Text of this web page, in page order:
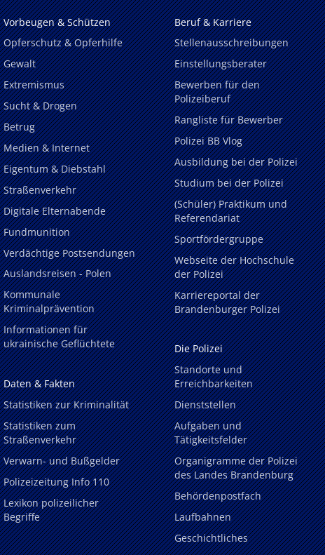
Vorbeugen & Schützen
Opferschutz & Opferhilfe
Gewalt
Extremismus
Sucht & Drogen
Betrug
Medien & Internet
Eigentum & Diebstahl
Straßenverkehr
Digitale Elternabende
Fundmunition
Verdächtige Postsendungen
Auslandsreisen - Polen
Kommunale
Kriminalprävention
Informationen für
ukrainische Geflüchtete
Daten & Fakten
Statistiken zur Kriminalität
Statistiken zum
Straßenverkehr
Verwarn- und Bußgelder
Polizeizeitung Info 110
Lexikon polizeilicher
Begriffe
Beruf & Karriere
Stellenausschreibungen
Einstellungsberater
Bewerben für den
Polizeiberuf
Rangliste für Bewerber
Polizei BB Vlog
Ausbildung bei der Polizei
Studium bei der Polizei
(Schüler) Praktikum und
Referendariat
Sportfördergruppe
Webseite der Hochschule
der Polizei
Karriereportal der
Brandenburger Polizei
Die Polizei
Standorte und
Erreichbarkeiten
Dienststellen
Aufgaben und
Tätigkeitsfelder
Organigramme der Polizei
des Landes Brandenburg
Behördenpostfach
Laufbahnen
Geschichtliches